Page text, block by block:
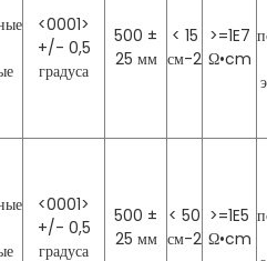
<0001>
+/- 0,5
градуса
500 ±
25 мм
< 15
см-2
>=1E7
Ω•cm
<0001>
+/- 0,5
градуса
500 ±
25 мм
< 50
см-2
>=1E5
Ω•cm